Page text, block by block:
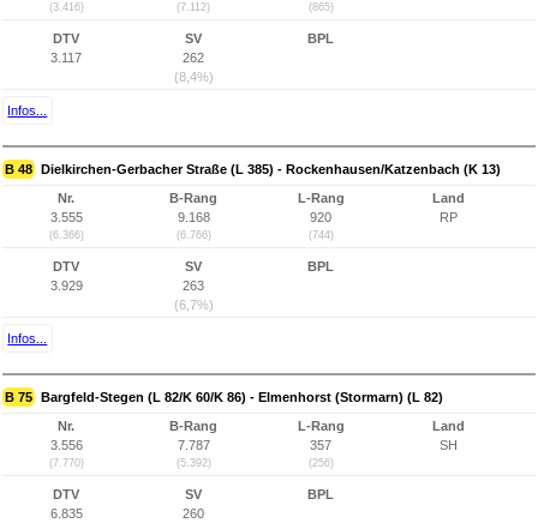
(3.416) (7.112) (865)
DTV
3.117
SV
262
(8,4%)
BPL
Infos...
B 48 Dielkirchen-Gerbacher Straße (L 385) - Rockenhausen/Katzenbach (K 13)
Nr.
3.555
(6.366)
B-Rang
9.168
(6.766)
L-Rang
920
(744)
Land
RP
DTV
3.929
SV
263
(6,7%)
BPL
Infos...
B 75 Bargfeld-Stegen (L 82/K 60/K 86) - Elmenhorst (Stormarn) (L 82)
Nr.
3.556
(7.770)
B-Rang
7.787
(5.392)
L-Rang
357
(256)
Land
SH
DTV
6.835
SV
260
BPL